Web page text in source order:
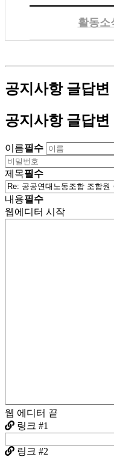
활동소
공지사항 글답변
공지사항 글답변
이름필수
제목필수
내용필수
웹에디터 시작
웹 에디터 끝
링크 #1
링크 #2